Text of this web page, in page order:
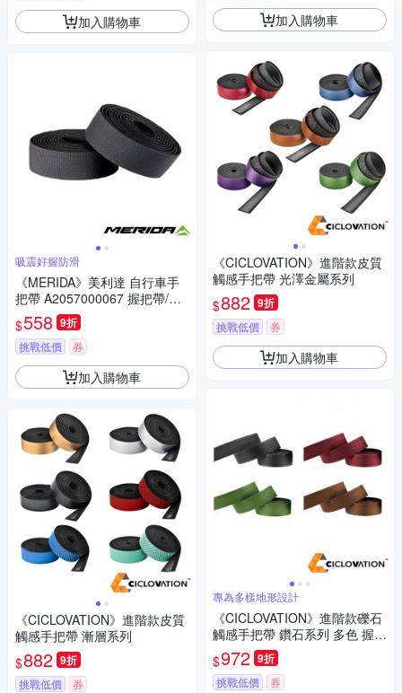
加入購物車
吸震好握防滑
《MERIDA》美利達 自行車手
把帶 A2057000067 握把帶/手
把/把手/單車/自行車
$558 9折
挑戰低價 券
加入購物車
《CICLOVATION》進階款皮質
觸感手把帶 漸層系列
$882 9折
挑戰低價 券
加入購物車
《CICLOVATION》進階款皮質
觸感手把帶 光澤金屬系列
$882 9折
挑戰低價 券
加入購物車
專為多樣地形設計
《CICLOVATION》進階款礫石
觸感手把帶 鑽石系列 多色 握把
帶/手把/把手/礫石車/單車/自行
車
$972 9折
挑戰低價 券